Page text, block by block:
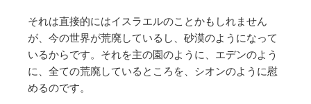
それは直接的にはイスラエルのことかもしれません
が、今の世界が荒廃しているし、砂漠のようになって
いるからです。それを主の園のように、エデンのよう
に、全ての荒廃しているところを、シオンのように慰
めるのです。